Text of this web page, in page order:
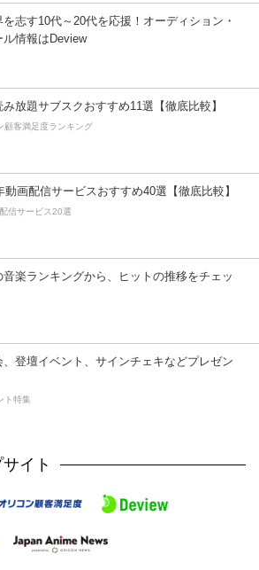
を志す10代～20代を応援！オーディション・
ル情報はDeview
放題サブスクおすすめ11選【徹底比較】
顧客満足度ランキング
動画配信サービスおすすめ40選【徹底比較】
信サービス20選
音楽ランキングから、ヒットの推移をチェッ
、登壇イベント、サインチェキなどプレゼン
ト特集
イト